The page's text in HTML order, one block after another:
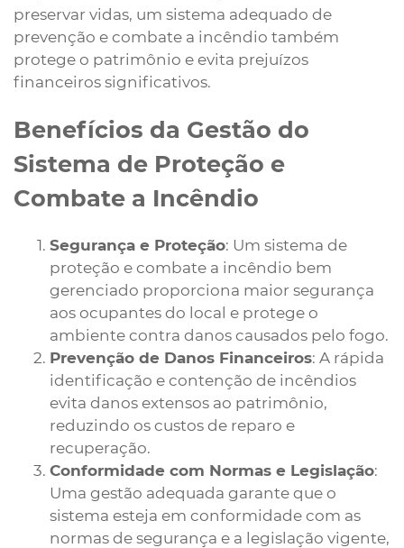
preservar vidas, um sistema adequado de
prevenção e combate a incêndio também
protege o patrimônio e evita prejuízos
financeiros significativos.
Benefícios da Gestão do
Sistema de Proteção e
Combate a Incêndio
Segurança e Proteção: Um sistema de
proteção e combate a incêndio bem
gerenciado proporciona maior segurança
aos ocupantes do local e protege o
ambiente contra danos causados pelo fogo.
Prevenção de Danos Financeiros: A rápida
identificação e contenção de incêndios
evita danos extensos ao patrimônio,
reduzindo os custos de reparo e
recuperação.
Conformidade com Normas e Legislação:
Uma gestão adequada garante que o
sistema esteja em conformidade com as
normas de segurança e a legislação vigente,